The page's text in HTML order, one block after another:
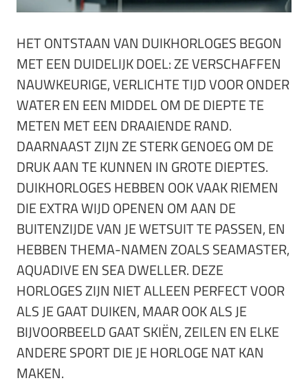
HET ONTSTAAN VAN DUIKHORLOGES BEGON
MET EEN DUIDELIJK DOEL: ZE VERSCHAFFEN
NAUWKEURIGE, VERLICHTE TIJD VOOR ONDER
WATER EN EEN MIDDEL OM DE DIEPTE TE
METEN MET EEN DRAAIENDE RAND.
DAARNAAST ZIJN ZE STERK GENOEG OM DE
DRUK AAN TE KUNNEN IN GROTE DIEPTES.
DUIKHORLOGES HEBBEN OOK VAAK RIEMEN
DIE EXTRA WIJD OPENEN OM AAN DE
BUITENZIJDE VAN JE WETSUIT TE PASSEN, EN
HEBBEN THEMA-NAMEN ZOALS SEAMASTER,
AQUADIVE EN SEA DWELLER. DEZE
HORLOGES ZIJN NIET ALLEEN PERFECT VOOR
ALS JE GAAT DUIKEN, MAAR OOK ALS JE
BIJVOORBEELD GAAT SKIËN, ZEILEN EN ELKE
ANDERE SPORT DIE JE HORLOGE NAT KAN
MAKEN.